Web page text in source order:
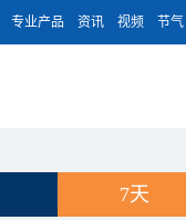
专业产品 资讯 视频 节气
7天